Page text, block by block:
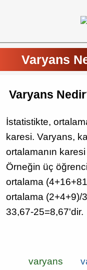
Varyans
Varyans
İstatistikte,
karesi. Varyans,
ortalamanın
Örneğin üç
ortalama
ortalama (2+4+9)/
33,67-25=8,67'dir.
varyans